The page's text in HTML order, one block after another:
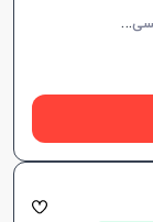
م
کالمه زبان انگلیسی، زبان انگلیسی عمومی، گرامر زبان انگلیسی، زبان انگلیسی آمریکایی، زبان انگلیسی کنکور سراسری، زبان انگلیسی هفتم دبیرستان، زبان انگلیسی هشتم دبیرستان، زبان انگلیسی نهم دبیرستان، زبان انگلیسی دهم دبیرستان، زبان انگلیسی یازدهم دبیرستان، زبان انگلیسی دوازدهم دبیرستان، زبان انگلیسی کودکان